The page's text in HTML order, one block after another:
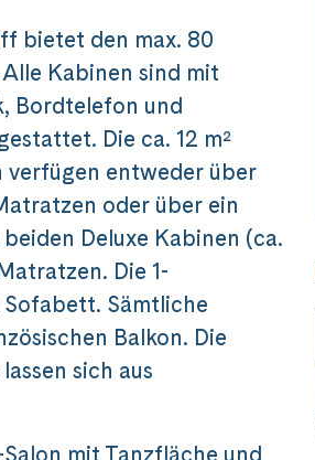
bietet den max. 80
Kabinen sind mit
Bordtelefon und
Die ca. 12 m²
verfügen entweder über
oder über ein
Deluxe Kabinen (ca.
Die 1-
Sämtliche
Balkon. Die
sich aus
mit Tanzfläche und